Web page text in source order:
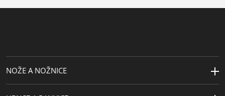
NOŽE A NOŽNICE